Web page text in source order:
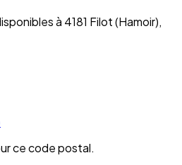
à 4181 Filot (Hamoir),
ce code postal.